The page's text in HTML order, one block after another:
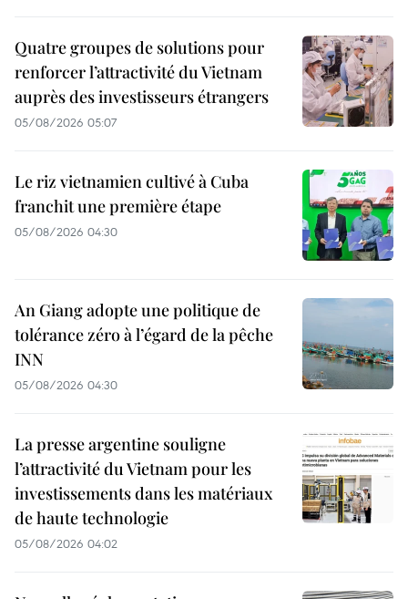
Quatre groupes de solutions pour
renforcer l’attractivité du Vietnam
auprès des investisseurs étrangers
05/08/2026 05:07
Le riz vietnamien cultivé à Cuba
franchit une première étape
05/08/2026 04:30
An Giang adopte une politique de
tolérance zéro à l’égard de la pêche
INN
05/08/2026 04:30
La presse argentine souligne
l’attractivité du Vietnam pour les
investissements dans les matériaux
de haute technologie
05/08/2026 04:02